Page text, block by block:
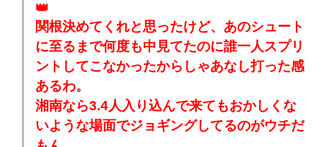
関根決めてくれと思ったけど、あのシュート
に至るまで何度も中見てたのに誰一人スプリ
ントしてこなかったからしゃあなし打った感
あるわ。
湘南なら3.4人入り込んで来てもおかしくな
いような場面でジョギングしてるのがウチだ